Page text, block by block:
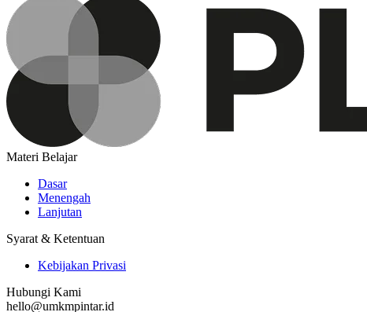
Materi Belajar
Dasar
Menengah
Lanjutan
Syarat & Ketentuan
Kebijakan Privasi
Hubungi Kami
hello@umkmpintar.id